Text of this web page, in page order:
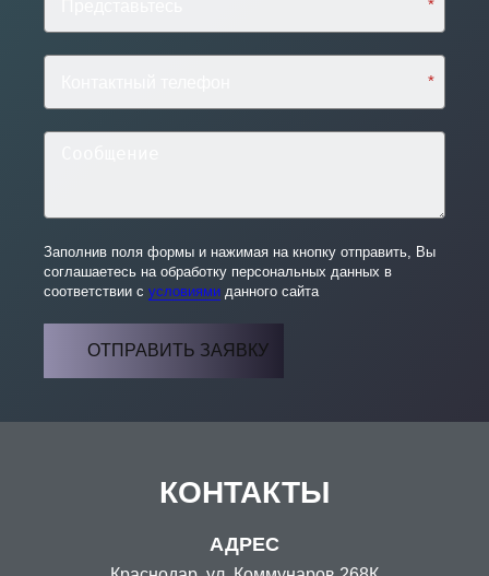
*
соответствии с условиямиданного сайта
АДРЕС